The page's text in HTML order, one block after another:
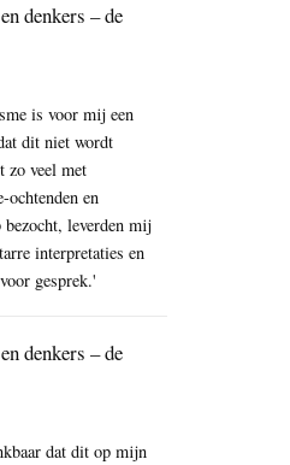
denkers – de
is voor mij een
dit niet wordt
zo veel met
ochtenden en
leverden mij
interpretaties en
gesprek.'
denkers – de
dat dit op mijn